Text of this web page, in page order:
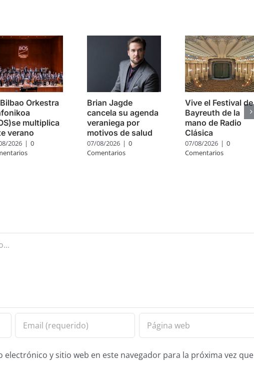
Orkestra
multiplica
verano
2026 | 0
Brian Jagde
cancela su agenda
veraniega por
motivos de salud
07/08/2026 | 0
Comentarios
Vive el Festival de
Bayreuth de la
mano de Radio
Clásica
07/08/2026 | 0
Comentarios
y sitio web en este navegador para la próxima vez que